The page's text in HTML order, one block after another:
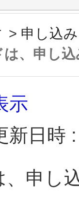
> 申し込
、申し
示
新日時
、申し